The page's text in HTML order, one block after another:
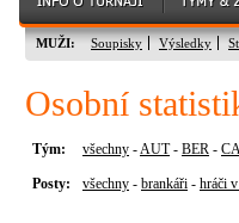
MUŽI: Soupisky Výsledky
Osobní
Tým: všechny -AUT- BER -
Posty: všechny - brankáři - hráči